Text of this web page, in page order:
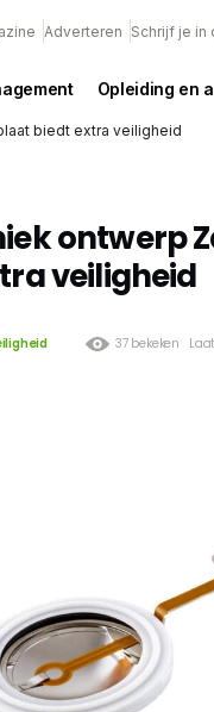
Adverteren Schrijf je
Opleiding en
biedt extra veiligheid
ontwerp
veiligheid
37 bekeken